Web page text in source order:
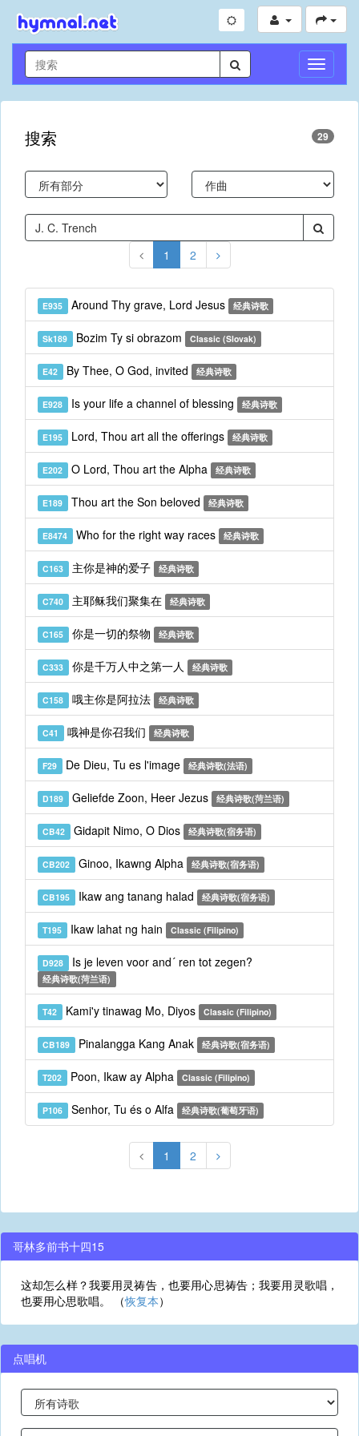
切
换
导
搜索 29
1 2
E935 Around Thy grave, Lord Jesus 经典诗歌
Sk189 Bozim Ty si obrazom Classic (Slovak)
E42 By Thee, O God, invited 经典诗歌
E928 Is your life a channel of blessing 经典诗歌
E195 Lord, Thou art all the offerings 经典诗歌
E202 O Lord, Thou art the Alpha 经典诗歌
E189 Thou art the Son beloved 经典诗歌
E8474 Who for the right way races 经典诗歌
C163 主你是神的爱子 经典诗歌
C740 主耶稣我们聚集在 经典诗歌
C165 你是一切的祭物 经典诗歌
C333 你是千万人中之第一人 经典诗歌
C158 哦主你是阿拉法 经典诗歌
C41 哦神是你召我们 经典诗歌
F29 De Dieu, Tu es l'image 经典诗歌(法语)
D189 Geliefde Zoon, Heer Jezus 经典诗歌(菏兰语)
CB42 Gidapit Nimo, O Dios 经典诗歌(宿务语)
CB202 Ginoo, Ikawng Alpha 经典诗歌(宿务语)
CB195 Ikaw ang tanang halad 经典诗歌(宿务语)
T195 Ikaw lahat ng hain Classic (Filipino)
D928 Is je leven voor and´ ren tot zegen?
经典诗歌(菏兰语)
T42 Kami'y tinawag Mo, Diyos Classic (Filipino)
CB189 Pinalangga Kang Anak 经典诗歌(宿务语)
T202 Poon, Ikaw ay Alpha Classic (Filipino)
P106 Senhor, Tu és o Alfa 经典诗歌(葡萄牙语)
1 2
哥林多前书十四15
这却怎么样？我要用灵祷告，也要用心思祷告；我要用灵歌唱，
也要用心思歌唱。 （恢复本）
点唱机